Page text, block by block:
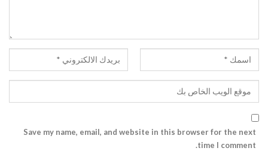
Save my name, email, and website in this browser for the next
time I comment.